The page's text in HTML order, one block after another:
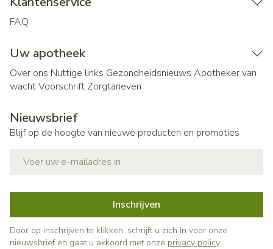
FAQ
Uw apotheek
Over ons Nuttige links Gezondheidsnieuws Apotheker van
wachtVoorschrift Zorgtarieven
Nieuwsbrief
Blijf op de hoogte van nieuwe producten en promoties
Inschrijven
Door op inschrijven te klikken, schrijft u zich in voor onze
nieuwsbrief en gaat u akkoord met onze privacy policy.